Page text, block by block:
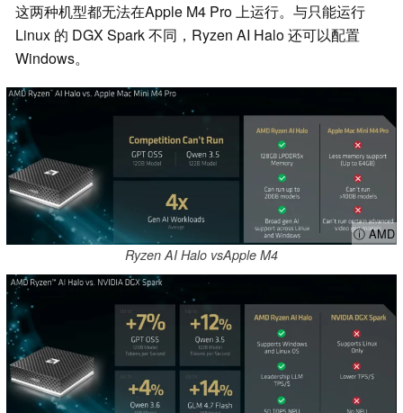
这两种机型都无法在Apple M4 Pro 上运行。与只能运行
Linux 的 DGX Spark 不同，Ryzen AI Halo 还可以配置
Windows。
ⓘ AMD
Ryzen AI Halo vsApple M4